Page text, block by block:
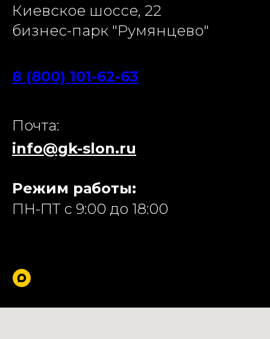
Киевское шоссе, 22
бизнес-парк "Румянцево"
8 (800) 101-62-63
Почта:
info@gk-slon.ru
Режим работы:
ПН-ПТ с 9:00 до 18:00